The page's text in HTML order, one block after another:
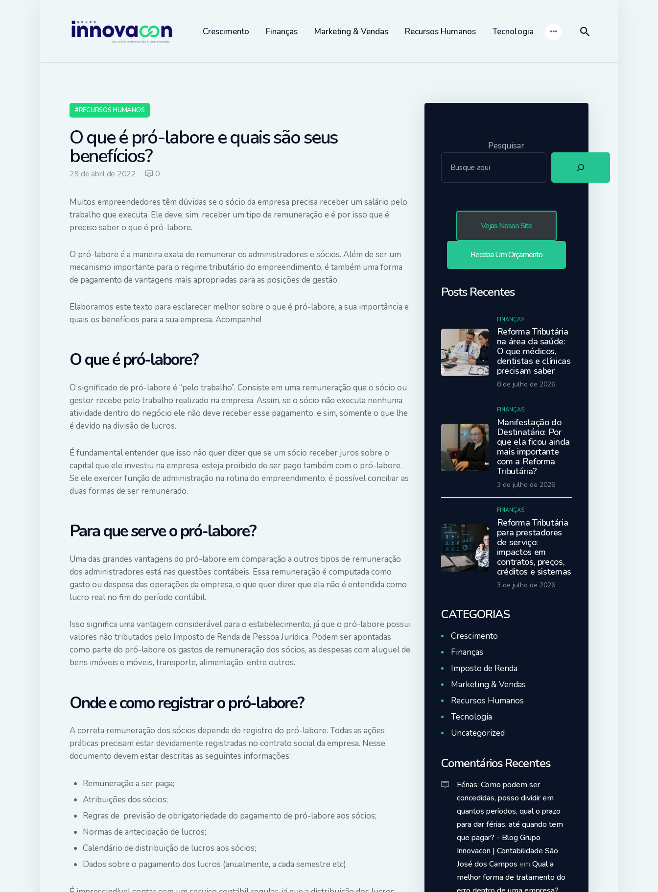
Crescimento Finanças Marketing & Vendas Recursos Humanos Tecnologia
RECURSOS HUMANOS
O que é pró-labore e quais são seus
benefícios?
29 de abril de 2022 0
Muitos empreendedores têm dúvidas se o sócio da empresa precisa receber um salário pelo
trabalho que executa. Ele deve, sim, receber um tipo de remuneração e é por isso que é
preciso saber o que é pró-labore.
O pró-labore é a maneira exata de remunerar os administradores e sócios. Além de ser um
mecanismo importante para o regime tributário do empreendimento, é também uma forma
de pagamento de vantagens mais apropriadas para as posições de gestão.
Elaboramos este texto para esclarecer melhor sobre o que é pró-labore, a sua importância e
quais os benefícios para a sua empresa. Acompanhe!
O que é pró-labore?
O significado de pró-labore é “pelo trabalho”. Consiste em uma remuneração que o sócio ou
gestor recebe pelo trabalho realizado na empresa. Assim, se o sócio não executa nenhuma
atividade dentro do negócio ele não deve receber esse pagamento, e sim, somente o que lhe
é devido na divisão de lucros.
É fundamental entender que isso não quer dizer que se um sócio receber juros sobre o
capital que ele investiu na empresa, esteja proibido de ser pago também com o pró-labore.
Se ele exercer função de administração na rotina do empreendimento, é possível conciliar as
duas formas de ser remunerado.
Para que serve o pró-labore?
Uma das grandes vantagens do pró-labore em comparação a outros tipos de remuneração
dos administradores está nas questões contábeis. Essa remuneração é computada como
gasto ou despesa das operações da empresa, o que quer dizer que ela não é entendida como
lucro real no fim do período contábil.
Isso significa uma vantagem considerável para o estabelecimento, já que o pró-labore possui
valores não tributados pelo Imposto de Renda de Pessoa Jurídica. Podem ser apontadas
como parte do pró-labore os gastos de remuneração dos sócios, as despesas com aluguel de
bens imóveis e móveis, transporte, alimentação, entre outros.
Onde e como registrar o pró-labore?
A correta remuneração dos sócios depende do registro do pró-labore. Todas as ações
práticas precisam estar devidamente registradas no contrato social da empresa. Nesse
documento devem estar descritas as seguintes informações:
Remuneração a ser paga;
Atribuições dos sócios;
Regras de previsão de obrigatoriedade do pagamento de pró-labore aos sócios;
Normas de antecipação de lucros;
Calendário dedistribuição de lucros aos sócios;
Dados sobre o pagamento dos lucros (anualmente, a cada semestre etc).
Pesquisar
Vejas Nosso Site
Receba Um Orçamento
Posts Recentes
FINANÇAS
Reforma Tributária
na área da saúde:
O que médicos,
dentistas e clínicas
precisam saber
8 de julho de 2026
FINANÇAS
Manifestação do
Destinatário: Por
que ela ficou ainda
mais importante
com a Reforma
Tributária?
3 de julho de 2026
FINANÇAS
Reforma Tributária
para prestadores
de serviço:
impactos em
contratos, preços,
créditos e sistemas
3 de julho de 2026
CATEGORIAS
Crescimento
Finanças
Imposto de Renda
Marketing & Vendas
Recursos Humanos
Tecnologia
Uncategorized
Comentários Recentes
Férias: Como podem ser
concedidas, posso dividir em
quantos períodos, qual o prazo
para dar férias, até quando tem
que pagar? - Blog Grupo
Innovacon | Contabilidade São
José dos Campos em Qual a
melhor forma de tratamento do